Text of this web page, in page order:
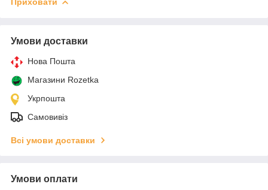
Умови доставки
Нова Пошта
Магазини Rozetka
Укрпошта
Самовивіз
Всі умови доставки
Умови оплати